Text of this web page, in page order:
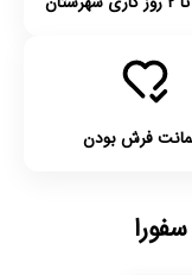
فرش بودن